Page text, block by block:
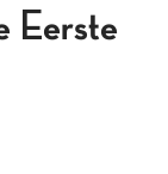
Eerste